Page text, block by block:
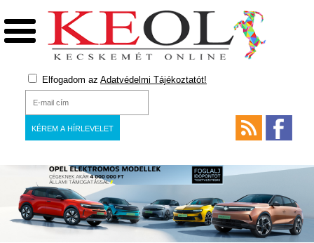
Elfogadom az Adatvédelmi Tájékoztatót!